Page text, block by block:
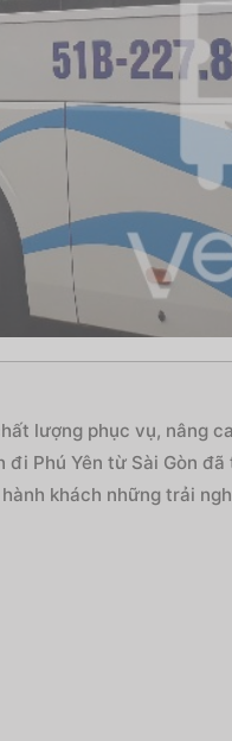
lượng phục vụ, nâng
Phú Yên từ Sài Gòn
khách những trải